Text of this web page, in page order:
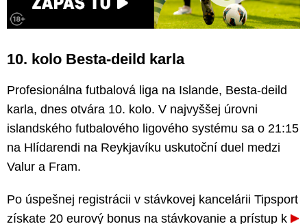
10. kolo Besta-deild karla
Profesionálna futbalová liga na Islande, Besta-deild
karla, dnes otvára 10. kolo. V najvyššej úrovni
islandského futbalového ligového systému sa o 21:15
na Hlídarendi na Reykjavíku uskutoční duel medzi
Valur a Fram.
Po úspešnej registrácii v stávkovej kancelárii Tipsport
získate 20 eurový bonus na stávkovanie a prístup k